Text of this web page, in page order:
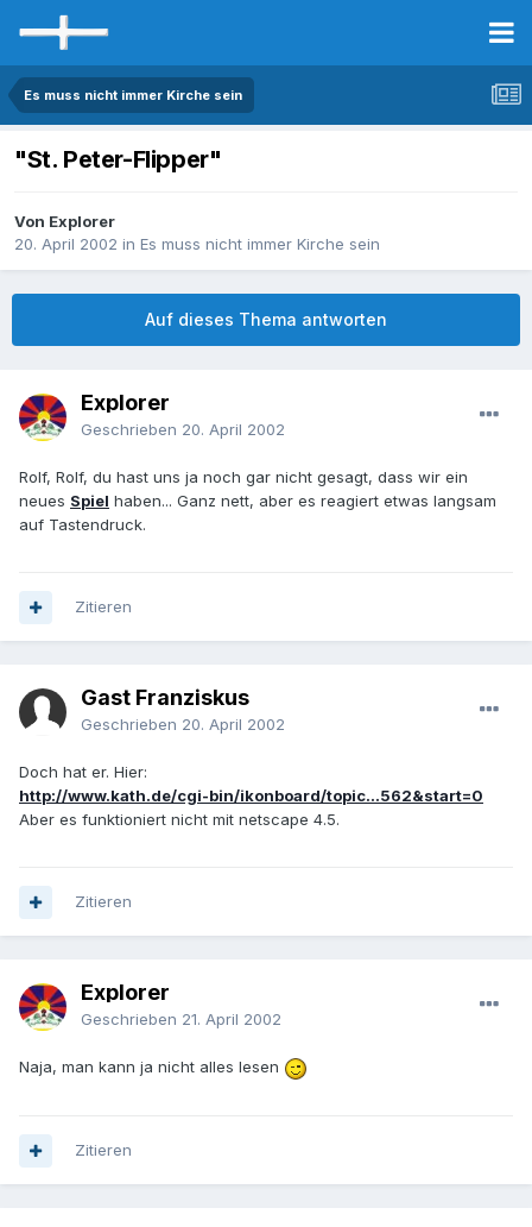
Es muss nicht immer Kirche sein
"St. Peter-Flipper"
Von Explorer
20. April 2002 in Es muss nicht immer Kirche sein
Auf dieses Thema antworten
Explorer
Geschrieben 20. April 2002
Rolf, Rolf, du hast uns ja noch gar nicht gesagt, dass wir ein
neues Spiel haben... Ganz nett, aber es reagiert etwas langsam
auf Tastendruck.
Zitieren
Gast Franziskus
Geschrieben 20. April 2002
Doch hat er. Hier:
http://www.kath.de/cgi-bin/ikonboard/topic...562&start=0
Aber es funktioniert nicht mit netscape 4.5.
Zitieren
Explorer
Geschrieben 21. April 2002
Naja, man kann ja nicht alles lesen
Zitieren